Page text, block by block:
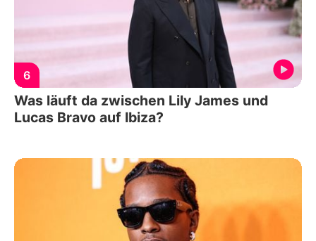
6
Was läuft da zwischen Lily James und
Lucas Bravo auf Ibiza?